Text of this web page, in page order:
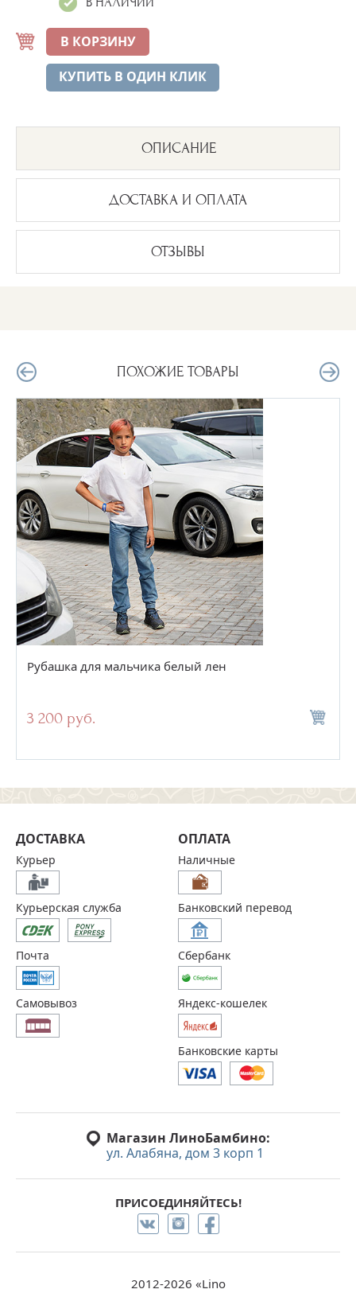
В КОРЗИНУ
КУПИТЬ В ОДИН КЛИК
ОПИСАНИЕ
ДОСТАВКА И ОПЛАТА
ОТЗЫВЫ
ПОХОЖИЕ ТОВАРЫ
Рубашка для мальчика белый лен
3 200 руб.
Магазин ЛиноБамбино:
ул. Алабяна, дом 3 корп 1
ПРИСОЕДИНЯЙТЕСЬ!
ДОСТАВКА
Курьер
Курьерская служба
Почта
Самовывоз
ОПЛАТА
Наличные
Банковский перевод
Сбербанк
Яндекс-кошелек
Банковские карты
2012-2026 «Lino